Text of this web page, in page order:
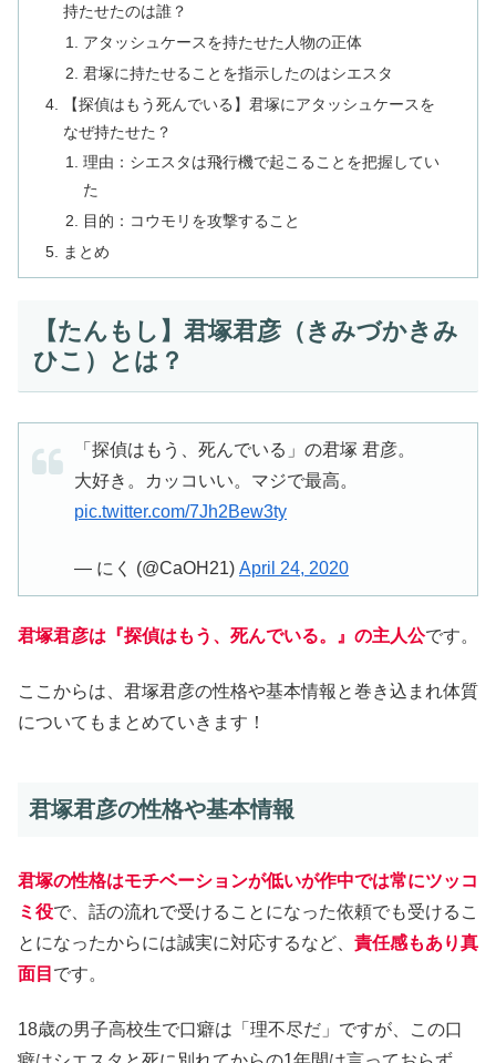
持たせたのは誰？
アタッシュケースを持たせた人物の正体
君塚に持たせることを指示したのはシエスタ
【探偵はもう死んでいる】君塚にアタッシュケースを
なぜ持たせた？
理由：シエスタは飛行機で起こることを把握してい
た
目的：コウモリを攻撃すること
まとめ
【たんもし】君塚君彦（きみづかきみ
ひこ）とは？
「探偵はもう、死んでいる」の君塚 君彦。
大好き。カッコいい。マジで最高。
pic.twitter.com/7Jh2Bew3ty
— にく (@CaOH21) April 24, 2020
君塚君彦は『探偵はもう、死んでいる。』の主人公です。
ここからは、君塚君彦の性格や基本情報と巻き込まれ体質
についてもまとめていきます！
君塚君彦の性格や基本情報
君塚の性格はモチベーションが低いが作中では常にツッコ
ミ役で、話の流れで受けることになった依頼でも受けるこ
とになったからには誠実に対応するなど、 責任感もあり真
面目 です。
18歳の男子高校生で口癖は「理不尽だ」ですが、この口